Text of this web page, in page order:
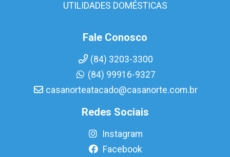
UTILIDADES DOMÉSTICAS
Fale Conosco
(84) 3203-3300
(84) 99916-9327
casanorteatacado@casanorte.com.br
Redes Sociais
Instagram
Facebook